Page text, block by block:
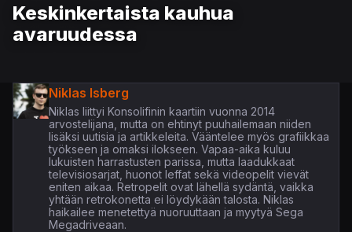
Keskinkertaista kauhua
avaruudessa
Niklas Isberg
Niklas liittyi Konsolifinin kaartiin vuonna 2014
arvostelijana, mutta on ehtinyt puuhailemaan niiden
lisäksi uutisia ja artikkeleita. Vääntelee myös grafiikkaa
työkseen ja omaksi ilokseen. Vapaa-aika kuluu
lukuisten harrastusten parissa, mutta laadukkaat
televisiosarjat, huonot leffat sekä videopelit vievät
eniten aikaa. Retropelit ovat lähellä sydäntä, vaikka
yhtään retrokonetta ei löydykään talosta. Niklas
haikailee menetettyä nuoruuttaan ja myytyä Sega
Megadriveaan.